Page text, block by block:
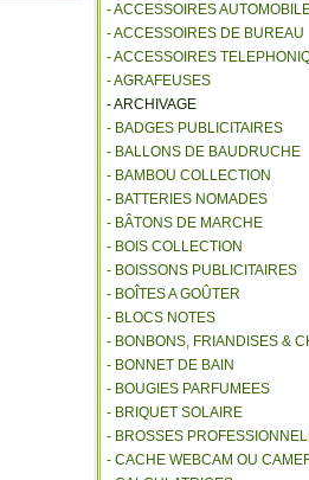
- ACCESSOIRES
- ACCESSOIRES DE BUREAU
- ACCESSOIRES
- AGRAFEUSES
- ARCHIVAGE
- BADGES PUBLICITAIRES
- BALLONS DE BAUDRUCHE
- BAMBOU COLLECTION
- BATTERIES NOMADES
- BÂTONS DE MARCHE
- BOIS COLLECTION
- BOISSONS PUBLICITAIRES
- BOÎTES A GOÛTER
- BLOCS NOTES
- BONBONS, FRIANDISES &
- BONNET DE BAIN
- BOUGIES PARFUMEES
- BRIQUET SOLAIRE
- BROSSES
- CACHE WEBCAM OU